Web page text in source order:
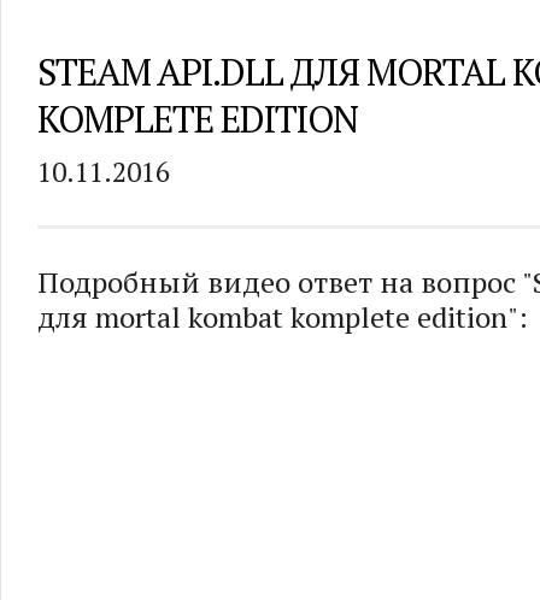
STEAM API.DLL ДЛЯ MORTAL
KOMPLETE EDITION
10.11.2016
Подробный видео ответ на вопрос
для mortal kombat komplete edition":